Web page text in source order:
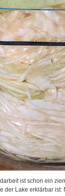
ist schon ein
der Lake erklärbar